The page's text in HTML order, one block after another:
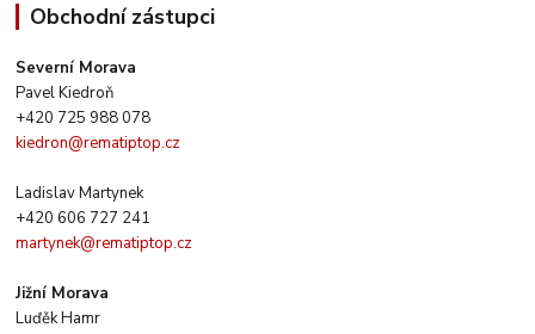
Obchodní zástupci
Severní Morava
Pavel Kiedroň
+420 725 988 078
kiedron@rematiptop.cz
Ladislav Martynek
+420 606 727 241
martynek@rematiptop.cz
Jižní Morava
Luďěk Hamr